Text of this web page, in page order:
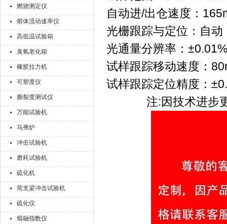
燃烧测定仪
熔体流动速率仪
高低温试验箱
臭氧老化箱
橡胶拉力机
可塑度仪
撕裂度测试仪
万能试验机
马弗炉
冲击试验机
磨耗试验机
硫化机
简支梁冲击试验机
硫化仪
熔融指数仪
自动进/出仓速度：
光栅跟踪与定位：自
光通量分辨率：±0.01%
试样跟踪移动速度：
试样跟踪定位精度：
注:因技术进步